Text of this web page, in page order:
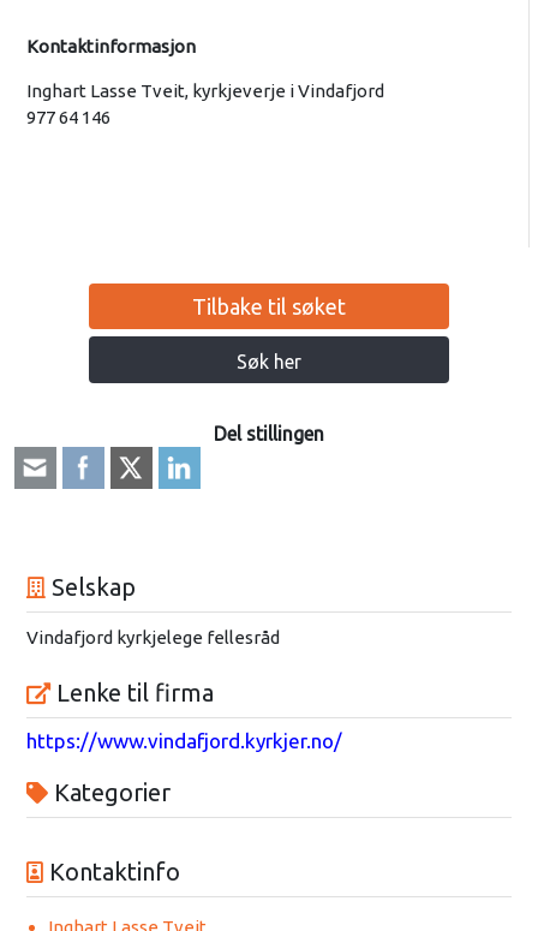
Kontaktinformasjon
Inghart Lasse Tveit, kyrkjeverje i Vindafjord
977 64 146
Tilbake til søket
Søk her
Del stillingen
Selskap
Vindafjord kyrkjelege fellesråd
Lenke til firma
https://www.vindafjord.kyrkjer.no/
Kategorier
Kontaktinfo
Inghart Lasse Tveit